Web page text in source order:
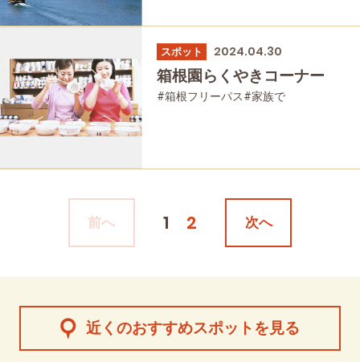
#歴史・旧跡
スポット 2024.04.30
箱根園らくやきコーナー
#箱根フリーパス#家族で
前へ 1 2 次へ
近くのおすすめスポットを見る